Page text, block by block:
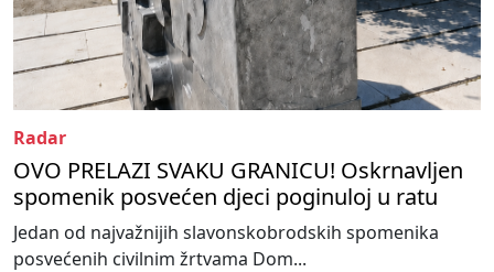
Radar
OVO PRELAZI SVAKU GRANICU! Oskrnavljen
spomenik posvećen djeci poginuloj u ratu
Jedan od najvažnijih slavonskobrodskih spomenika
posvećenih civilnim žrtvama Dom...